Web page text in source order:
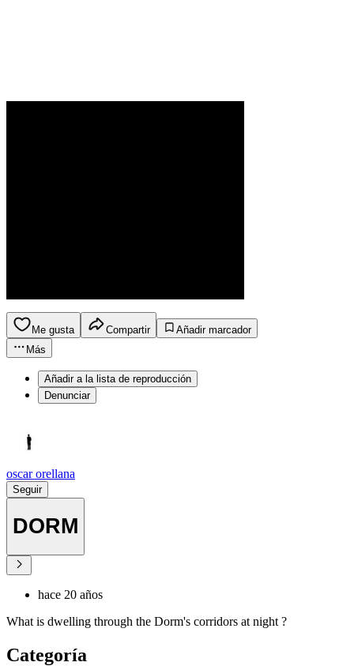
Me gusta Compartir
Añadir marcador
Más
Añadir a la lista de reproducción
Denunciar
oscar orellana
Seguir
DORM
hace 20 años
What is dwelling through the Dorm's corridors at night ?
Categoría